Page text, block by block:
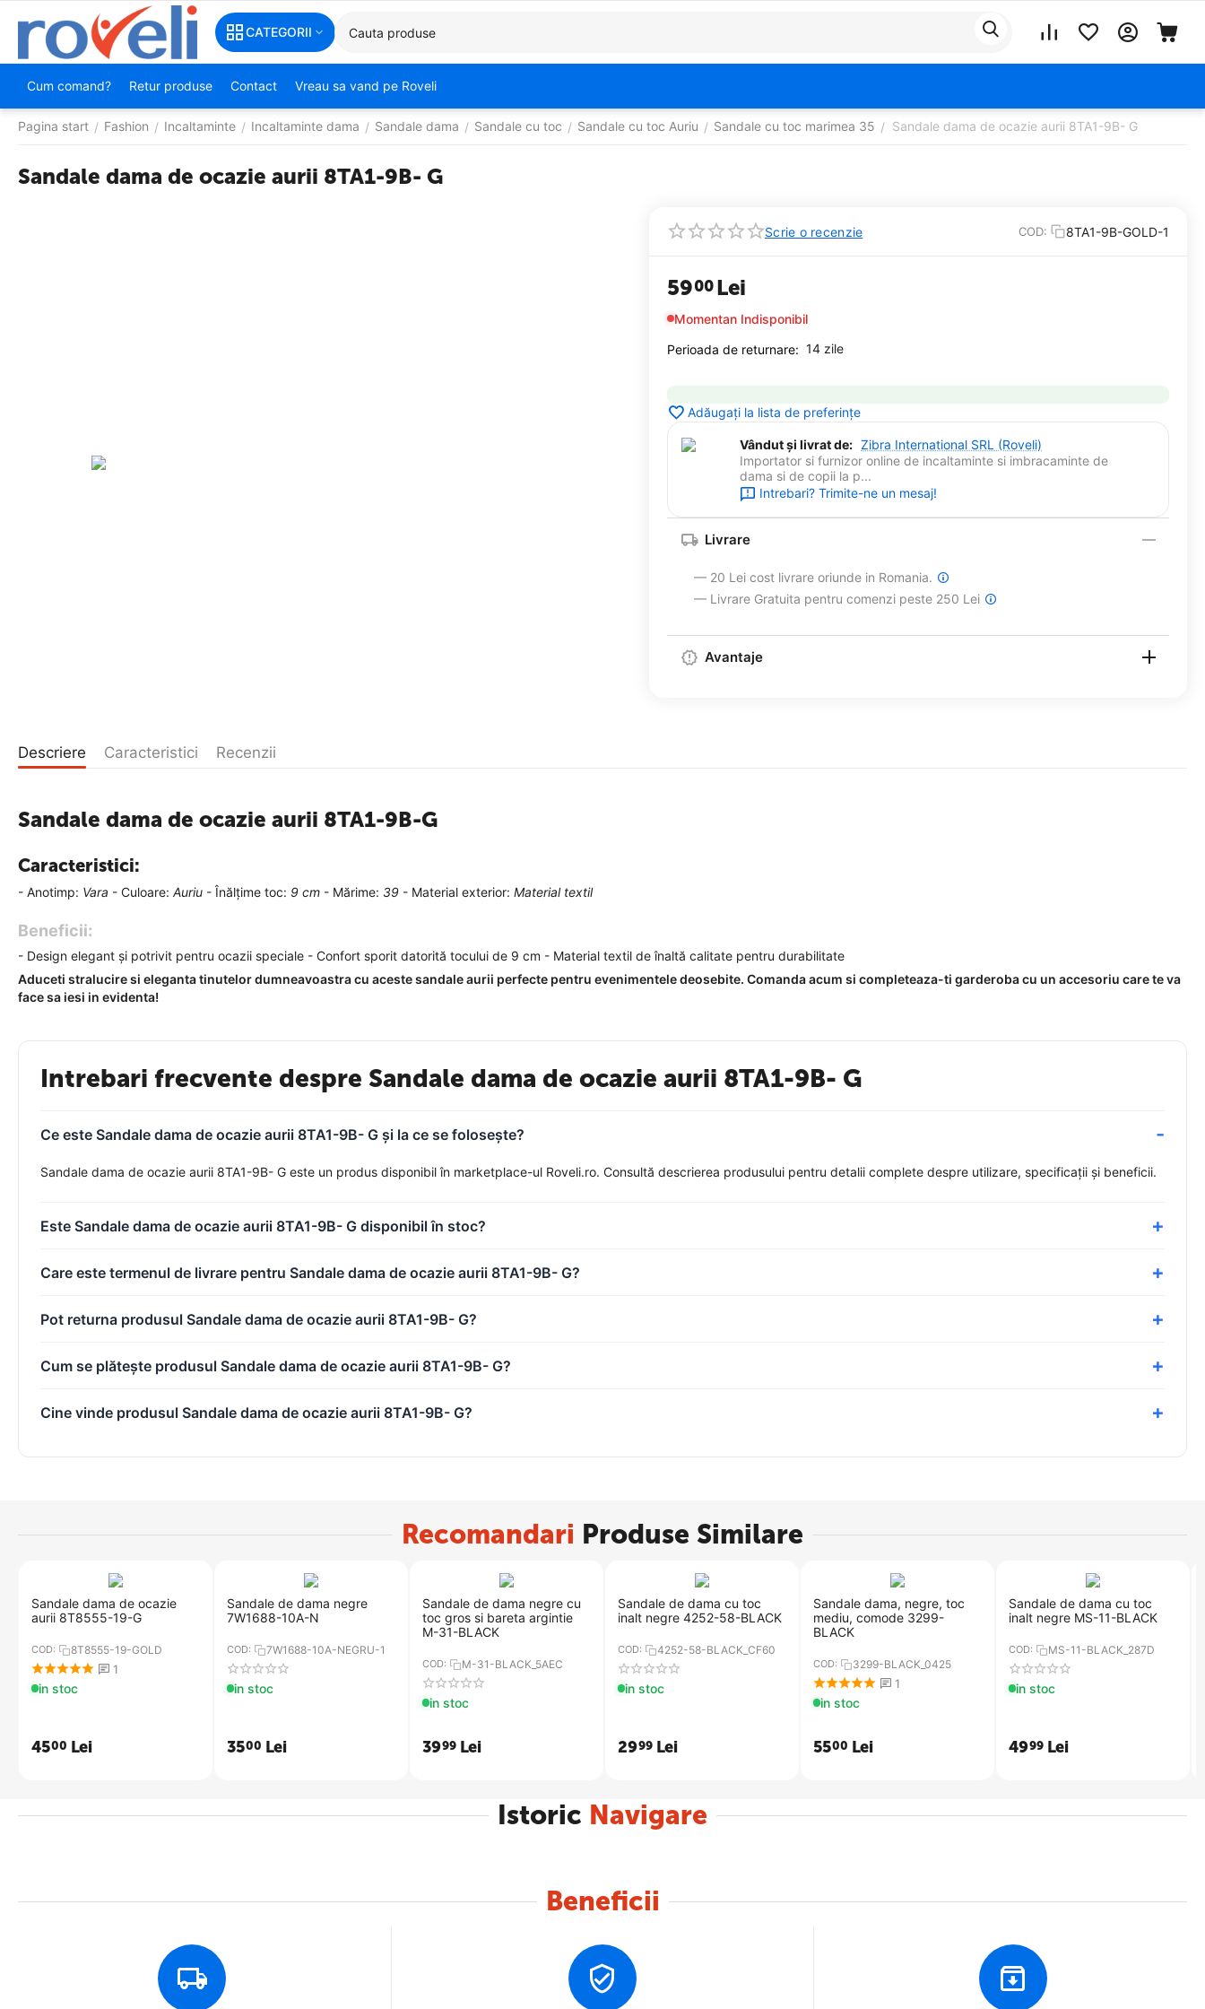
CATEGORII
Cum comand? Retur produse Contact Vreau sa vand pe Roveli
Pagina start / Fashion / Incaltaminte / Incaltaminte dama / Sandale dama / Sandale cu toc / Sandale cu toc Auriu / Sandale cu toc marimea 35 / Sandale dama de ocazie aurii 8TA1-9B- G
Sandale dama de ocazie aurii 8TA1-9B- G
Scrie o recenzie COD: 8TA1-9B-GOLD-1
5900 Lei
Momentan Indisponibil
Perioada de returnare: 14 zile
Adăugați la lista de preferințe
Vândut și livrat de: Zibra International SRL (Roveli)
Importator si furnizor online de incaltaminte si imbracaminte de
dama si de copii la p...
Intrebari? Trimite-ne un mesaj!
Livrare
— 20 Lei cost livrare oriunde in Romania.
— Livrare Gratuita pentru comenzi peste 250 Lei
Avantaje
Descriere Caracteristici Recenzii
Sandale dama de ocazie aurii 8TA1-9B-G
Caracteristici:
- Anotimp: Vara - Culoare: Auriu - Înălțime toc: 9 cm - Mărime: 39 - Material exterior: Material textil
Beneficii:
- Design elegant și potrivit pentru ocazii speciale - Confort sporit datorită tocului de 9 cm - Material textil de înaltă calitate pentru durabilitate
Aduceti stralucire si eleganta tinutelor dumneavoastra cu aceste sandale aurii perfecte pentru evenimentele deosebite. Comanda acum si completeaza-ti garderoba cu un accesoriu care te va
face sa iesi in evidenta!
Intrebari frecvente despre Sandale dama de ocazie aurii 8TA1-9B- G
Ce este Sandale dama de ocazie aurii 8TA1-9B- G și la ce se folosește?
Sandale dama de ocazie aurii 8TA1-9B- G este un produs disponibil în marketplace-ul Roveli.ro. Consultă descrierea produsului pentru detalii complete despre utilizare, specificații și beneficii.
Este Sandale dama de ocazie aurii 8TA1-9B- G disponibil în stoc?
Care este termenul de livrare pentru Sandale dama de ocazie aurii 8TA1-9B- G?
Pot returna produsul Sandale dama de ocazie aurii 8TA1-9B- G?
Cum se plătește produsul Sandale dama de ocazie aurii 8TA1-9B- G?
Cine vinde produsul Sandale dama de ocazie aurii 8TA1-9B- G?
Recomandari Produse Similare
Sandale dama de ocazie
aurii 8T8555-19-G
COD: 8T8555-19-GOLD
1
in stoc
4500 Lei
Sandale de dama negre
7W1688-10A-N
COD: 7W1688-10A-NEGRU-1
in stoc
3500 Lei
Sandale de dama negre cu
toc gros si bareta argintie
M-31-BLACK
COD: M-31-BLACK_5AEC
in stoc
3999 Lei
Sandale de dama cu toc
inalt negre 4252-58-BLACK
COD: 4252-58-BLACK_CF60
in stoc
2999 Lei
​Sandale dama, negre, toc
mediu, comode 3299-
BLACK
COD: 3299-BLACK_0425
1
in stoc
5500 Lei
Sandale de dama cu toc
inalt negre MS-11-BLACK
COD: MS-11-BLACK_287D
in stoc
4999 Lei
Istoric Navigare
Beneficii